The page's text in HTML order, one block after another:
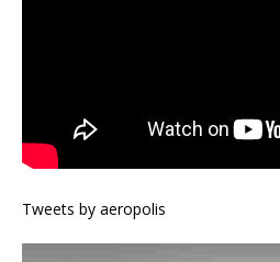
Tweets by aeropolis